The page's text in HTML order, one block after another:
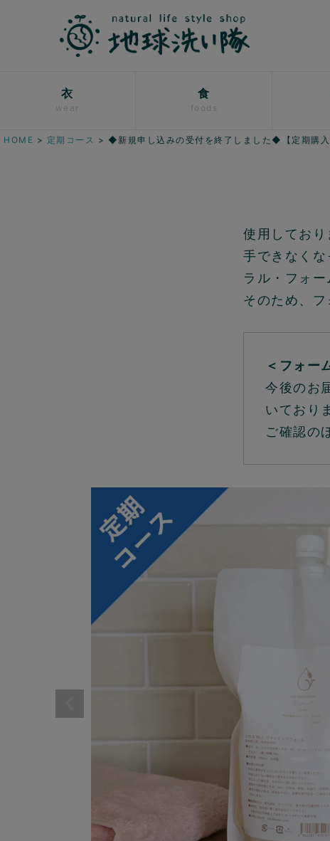
衣
wear
食
foods
HOME 定期コース ◆新規申し込みの受付を終了しました◆【定期購
使用してお
手できなく
ラル・フォー
そのため、
＜フォー
今後のお
いており
ご確認の